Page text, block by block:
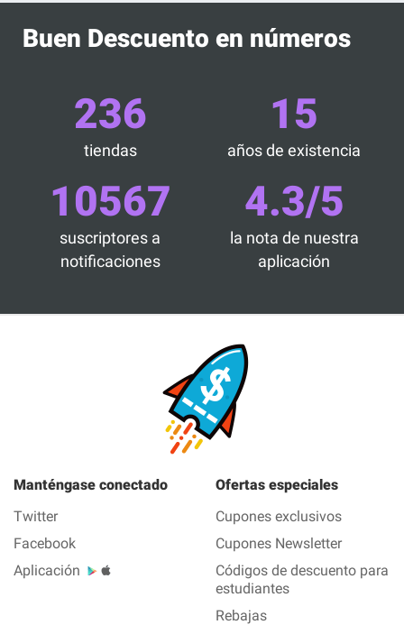
Buen Descuento en números
236
tiendas
15
años de existencia
10567
suscriptores a
notificaciones
4.3/5
la nota de nuestra
aplicación
Manténgase conectado
Twitter
Facebook
Aplicación
Ofertas especiales
Cupones exclusivos
Cupones Newsletter
Códigos de descuento para
estudiantes
Rebajas